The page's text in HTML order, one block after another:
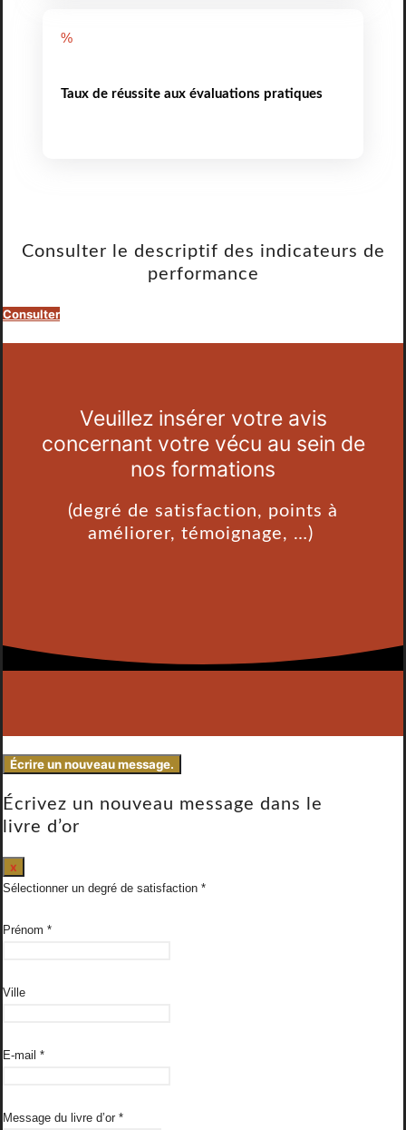
%
Taux de réussite aux évaluations pratiques
Consulter le descriptif des indicateurs de
performance
Consulter
Veuillez insérer votre avis
concernant votre vécu au sein de
nos formations
(degré de satisfaction, points à
améliorer, témoignage, …)
Écrivez un nouveau message dans le
livre d’or
x
ce
formulaire.
Sélectionner un degré de satisfaction
Prénom *
Ville
E-mail *
Message du livre d’or *